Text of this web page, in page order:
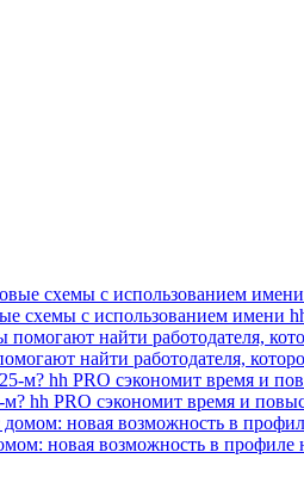
схемы с использованием имени
найти работодателя,
hh PRO сэкономит время и
новая возможность в профиле